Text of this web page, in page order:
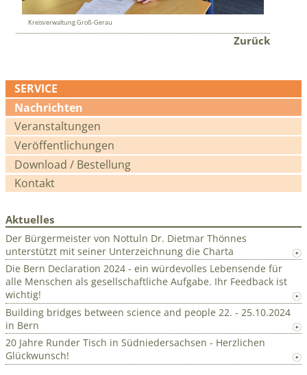
Kreisverwaltung Groß-Gerau
Zurück
SERVICE
Navigation
überspringen
Nachrichten
Veranstaltungen
Veröffentlichungen
Download / Bestellung
Kontakt
Aktuelles
Der Bürgermeister von Nottuln Dr. Dietmar Thönnes
unterstützt mit seiner Unterzeichnung die Charta
Die Bern Declaration 2024 - ein würdevolles Lebensende für
alle Menschen als gesellschaftliche Aufgabe. Ihr Feedback ist
wichtig!
Building bridges between science and people 22. - 25.10.2024
in Bern
20 Jahre Runder Tisch in Südniedersachsen - Herzlichen
Glückwunsch!